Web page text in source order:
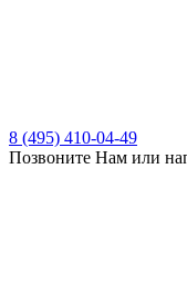
8 (495) 410-04-49
Позвоните Нам или